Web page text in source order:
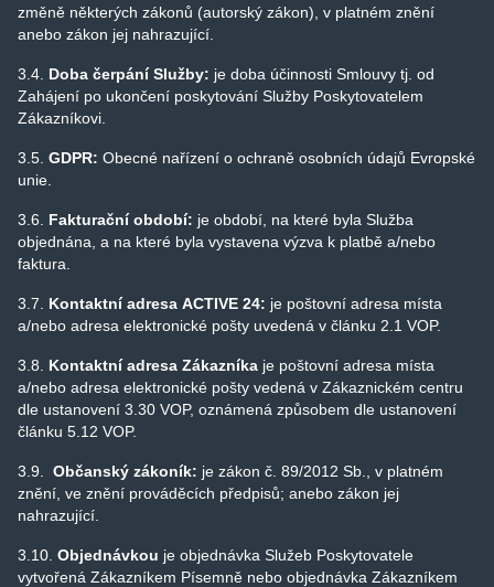
změně některých zákonů (autorský zákon), v platném znění
anebo zákon jej nahrazující.
3.4. Doba čerpání Služby: je doba účinnosti Smlouvy tj. od
Zahájení po ukončení poskytování Služby Poskytovatelem
Zákazníkovi.
3.5. GDPR: Obecné nařízení o ochraně osobních údajů Evropské
unie.
3.6. Fakturační období: je období, na které byla Služba
objednána, a na které byla vystavena výzva k platbě a/nebo
faktura.
3.7. Kontaktní adresa ACTIVE 24: je poštovní adresa místa
a/nebo adresa elektronické pošty uvedená v článku 2.1 VOP.
3.8. Kontaktní adresa Zákazníka je poštovní adresa místa
a/nebo adresa elektronické pošty vedená v Zákaznickém centru
dle ustanovení 3.30 VOP, oznámená způsobem dle ustanovení
článku 5.12 VOP.
3.9. Občanský zákoník: je zákon č. 89/2012 Sb., v platném
znění, ve znění prováděcích předpisů; anebo zákon jej
nahrazující.
3.10. Objednávkou je objednávka Služeb Poskytovatele
vytvořená Zákazníkem Písemně nebo objednávka Zákazníkem